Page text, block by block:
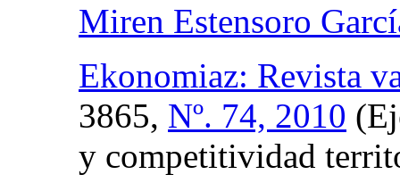
Miren Estensoro
Ekonomiaz: Revista
3865, Nº. 74, 2010
y competitividad